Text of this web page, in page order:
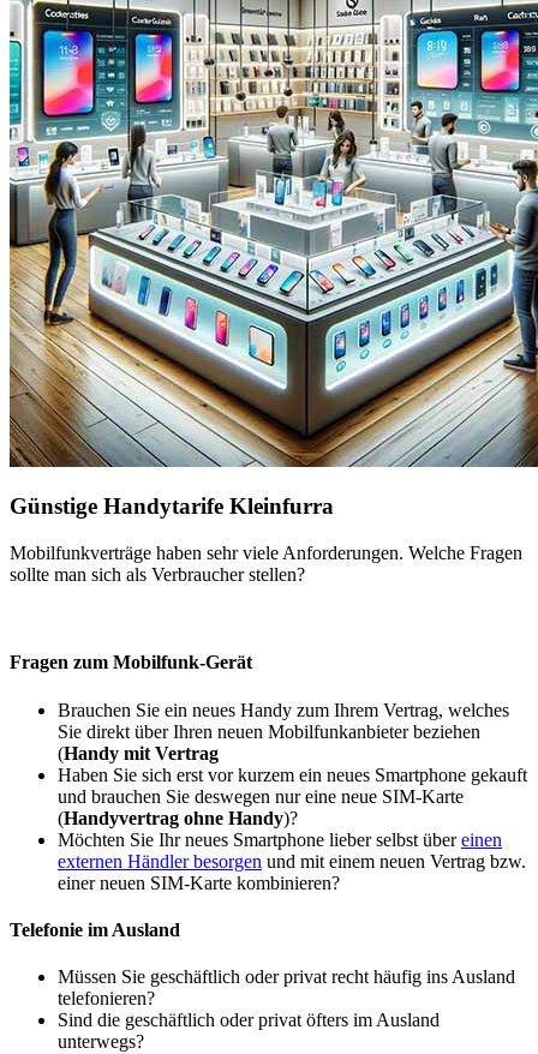
Günstige Handytarife Kleinfurra
Mobilfunkverträge haben sehr viele Anforderungen. Welche Fragen
sollte man sich als Verbraucher stellen?
Fragen zum Mobilfunk-Gerät
Brauchen Sie ein neues Handy zum Ihrem Vertrag, welches
Sie direkt über Ihren neuen Mobilfunkanbieter beziehen
(Handy mit Vertrag
Haben Sie sich erst vor kurzem ein neues Smartphone gekauft
und brauchen Sie deswegen nur eine neue SIM-Karte
(Handyvertrag ohne Handy)?
Möchten Sie Ihr neues Smartphone lieber selbst übereinen
externen Händler besorgen und mit einem neuen Vertrag bzw.
einer neuen SIM-Karte kombinieren?
Telefonie im Ausland
Müssen Sie geschäftlich oder privat recht häufig ins Ausland
telefonieren?
Sind die geschäftlich oder privat öfters im Ausland
unterwegs?